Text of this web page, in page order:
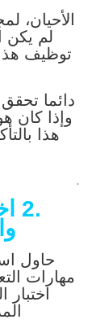
الأحيان،
لم يكن
توظيف
دائما
وإذا كان
هذا
.
.2
حاول
مهارات